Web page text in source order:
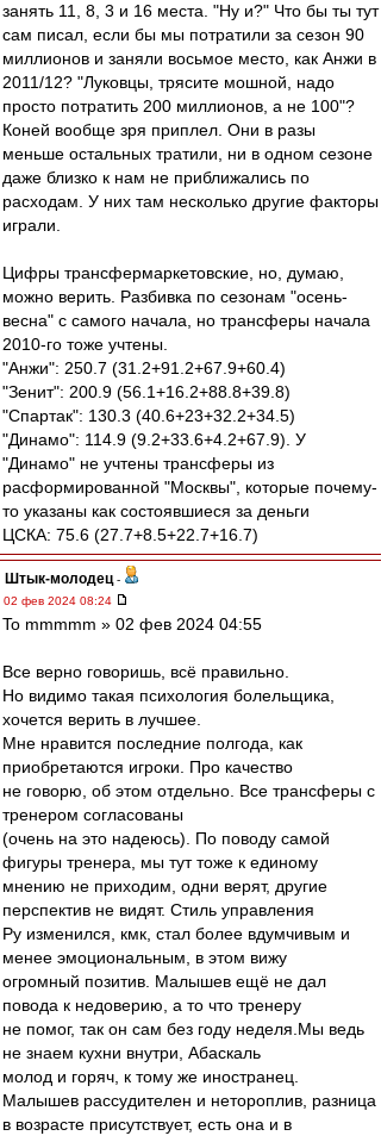
занять 11, 8, 3 и 16 места. "Ну и?" Что бы ты тут
сам писал, если бы мы потратили за сезон 90
миллионов и заняли восьмое место, как Анжи в
2011/12? "Луковцы, трясите мошной, надо
просто потратить 200 миллионов, а не 100"?
Коней вообще зря приплел. Они в разы
меньше остальных тратили, ни в одном сезоне
даже близко к нам не приближались по
расходам. У них там несколько другие факторы
играли.
Цифры трансфермаркетовские, но, думаю,
можно верить. Разбивка по сезонам "осень-
весна" с самого начала, но трансферы начала
2010-го тоже учтены.
"Анжи": 250.7 (31.2+91.2+67.9+60.4)
"Зенит": 200.9 (56.1+16.2+88.8+39.8)
"Спартак": 130.3 (40.6+23+32.2+34.5)
"Динамо": 114.9 (9.2+33.6+4.2+67.9). У
"Динамо" не учтены трансферы из
расформированной "Москвы", которые почему-
то указаны как состоявшиеся за деньги
ЦСКА: 75.6 (27.7+8.5+22.7+16.7)
Штык-молодец -
02 фев 2024 08:24
To mmmmm » 02 фев 2024 04:55
Все верно говоришь, всё правильно.
Но видимо такая психология болельщика,
хочется верить в лучшее.
Мне нравится последние полгода, как
приобретаются игроки. Про качество
не говорю, об этом отдельно. Все трансферы с
тренером согласованы
(очень на это надеюсь). По поводу самой
фигуры тренера, мы тут тоже к единому
мнению не приходим, одни верят, другие
перспектив не видят. Стиль управления
Ру изменился, кмк, стал более вдумчивым и
менее эмоциональным, в этом вижу
огромный позитив. Малышев ещё не дал
повода к недоверию, а то что тренеру
не помог, так он сам без году неделя.Мы ведь
не знаем кухни внутри, Абаскаль
молод и горяч, к тому же иностранец.
Малышев рассудителен и нетороплив, разница
в возрасте присутствует, есть она и в